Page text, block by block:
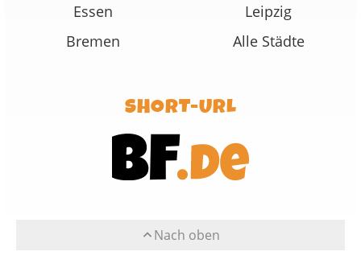
Essen
Leipzig
Bremen
Alle Städte
SHORT-URL
Nach oben